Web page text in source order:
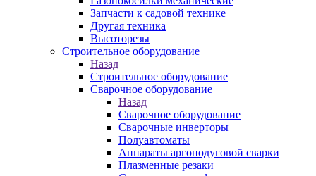
Запчасти к садовой технике
Другая техника
Высоторезы
Строительное оборудование
Назад
Строительное оборудование
Сварочное оборудование
Назад
Сварочное оборудование
Сварочные инверторы
Полуавтоматы
Аппараты аргонодуговой сварки
Плазменные резаки